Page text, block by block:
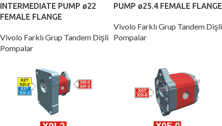
INTERMEDIATE PUMP ø22
FEMALE FLANGE
Vivolo Farklı Grup Tandem Dişli
Pompalar
PUMP ø25.4 FEMALE FLANGE
Vivolo Farklı Grup Tandem Dişli
Pompalar